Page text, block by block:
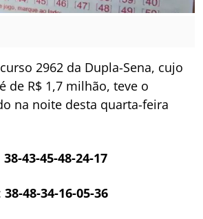
2962 da Dupla-Sena, cujo
de R$ 1,7 milhão, teve o
na noite desta quarta-feira
38-43-45-48-24-17
38-48-34-16-05-36